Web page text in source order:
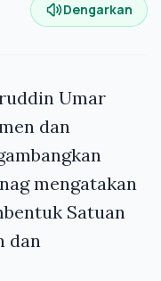
Dengarkan
Umar
dan
mengatakan
Satuan
dan